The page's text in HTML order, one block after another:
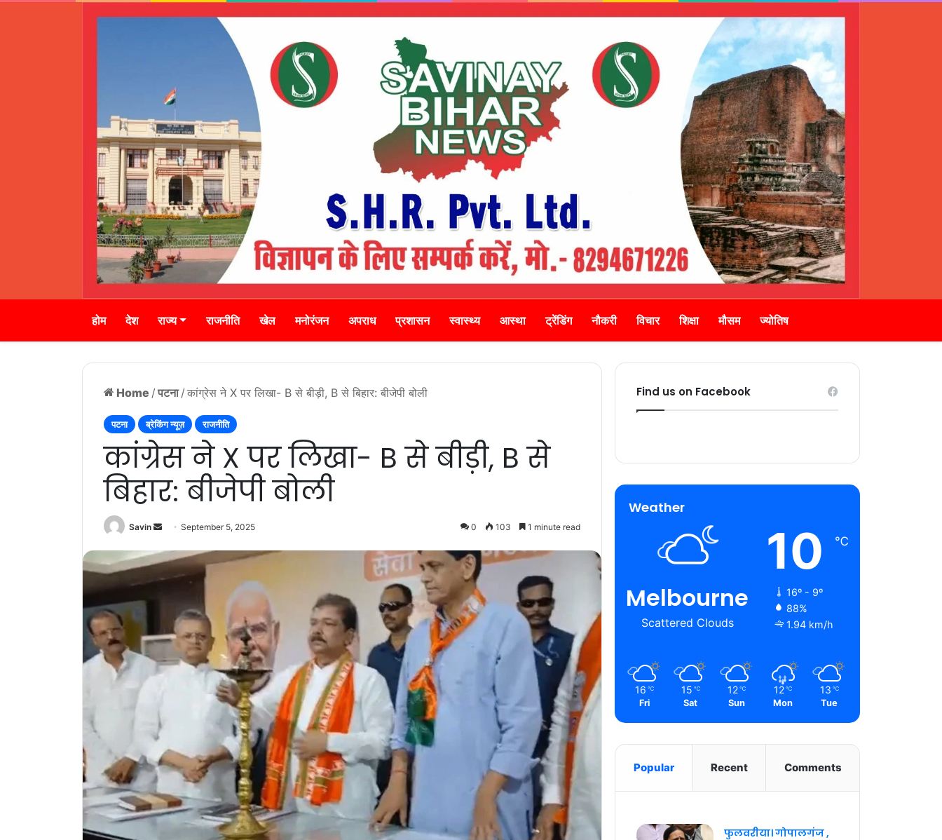
होम देश राज्य राजनीति खेल मनोरंजन अपराध प्रशासन स्वास्थ्य आस्था ट्रेंडिंग नौकरी विचार शिक्षा मौसम ज्योतिष
Home / पटना / कांग्रेस ने X पर लिखा- B से बीड़ी, B से बिहार: बीजेपी बोली
पटना ब्रेकिंग न्यूज़ राजनीति
कांग्रेस ने X पर लिखा- B से बीड़ी, B से
बिहार: बीजेपी बोली
Savin
Send
email
September 5, 2025 0 103 1 minute read
Find us on Facebook
Weather
Melbourne
Scattered Clouds
10 ℃
16º - 9º
88%
1.94 km/h
16 ℃
Fri
15 ℃
Sat
12 ℃
Sun
12 ℃
Mon
13 ℃
Tue
Popular Recent Comments
फुलवरीया। गोपालगंज ,